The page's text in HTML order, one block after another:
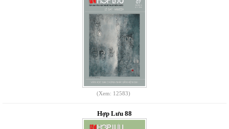
(Xem: 12583)
Hợp Lưu 88